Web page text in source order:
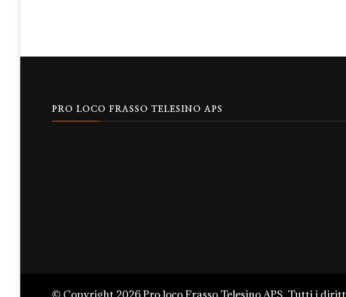
PRO LOCO FRASSO TELESINO APS
© Copyright 2026Pro loco Frasso Telesino APS . Tutti i